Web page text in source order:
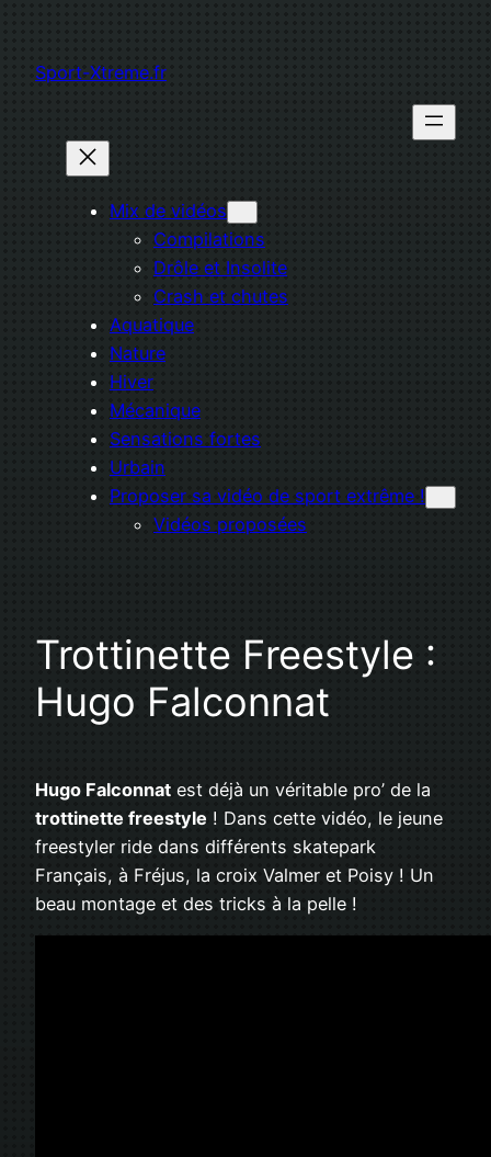
contenu
Sport-Xtreme.fr
Mix de vidéos
Compilations
Drôle et Insolite
Crash et chutes
Aquatique
Nature
Hiver
Mécanique
Sensations fortes
Urbain
Proposer sa vidéo de sport extrême !
Vidéos proposées
Trottinette Freestyle :
Hugo Falconnat
Hugo Falconnat est déjà un véritable pro’ de la
trottinette freestyle ! Dans cette vidéo, le jeune
freestyler ride dans différents skatepark
Français, à Fréjus, la croix Valmer et Poisy ! Un
beau montage et des tricks à la pelle !